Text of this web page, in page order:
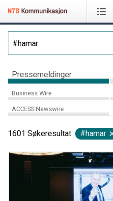
Pressemeldinger
Business Wire
ACCESS Newswire
1601 Søkeresultat #hamar